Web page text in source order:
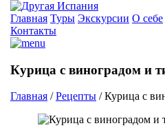
Главная Туры Экскурсии О себе
Контакты
Курица с виноградом и
Главная /Рецепты /Курица с